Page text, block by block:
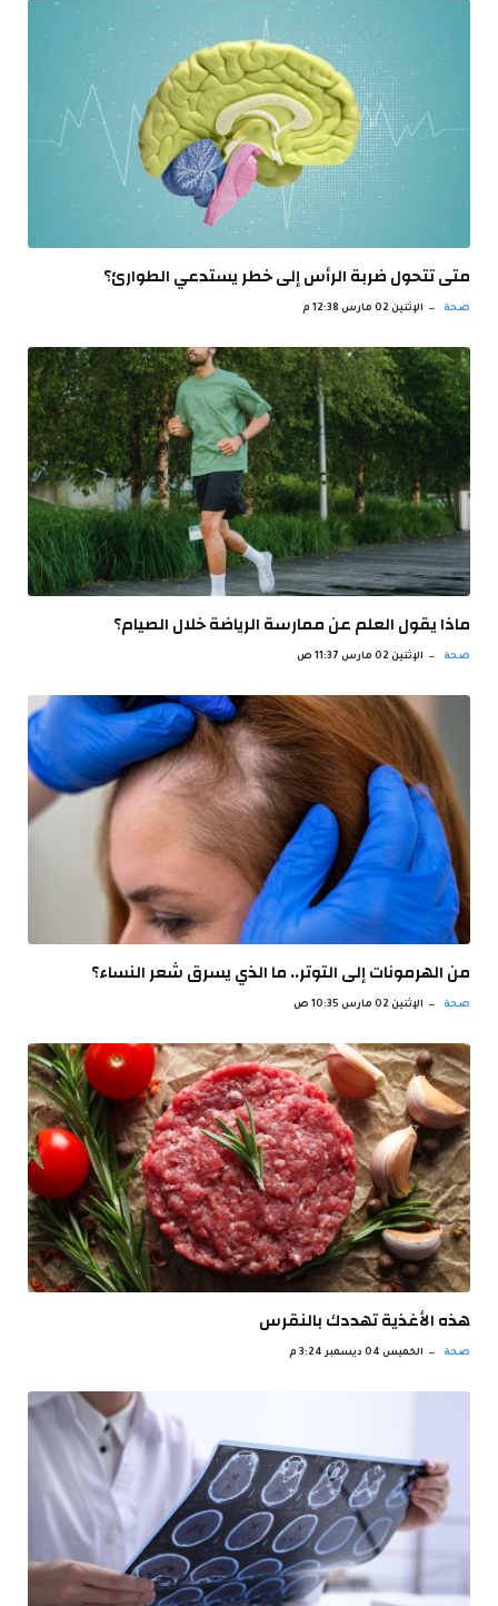
متى تتحول ضربة الرأس إلى خطر يستدعي الطوارئ؟
صحة الإثنين 02 مارس 12:38 م
ماذا يقول العلم عن ممارسة الرياضة خلال الصيام؟
صحة الإثنين 02 مارس 11:37 ص
من الهرمونات إلى التوتر.. ما الذي يسرق شعر النساء؟
صحة الإثنين 02 مارس 10:35 ص
‫هذه الأغذية تهددك بالنقرس
صحة الخميس 04 ديسمبر 3:24 م